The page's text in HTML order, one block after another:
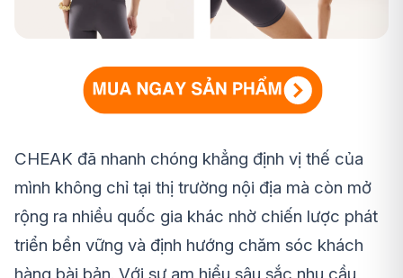
CHEAK đã nhanh chóng khẳng định vị thế của
mình không chỉ tại thị trường nội địa mà còn mở
rộng ra nhiều quốc gia khác nhờ chiến lược phát
triển bền vững và định hướng chăm sóc khách